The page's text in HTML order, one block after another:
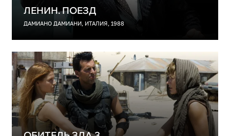
ЛЕНИН. ПОЕЗД
ДАМИАНО ДАМИАНИ, ИТАЛИЯ, 1988